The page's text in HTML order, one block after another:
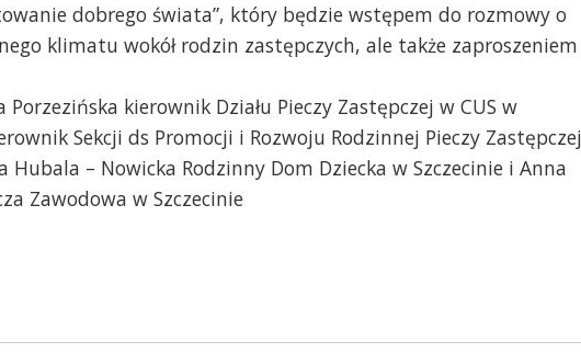
dobrego świata”, który będzie wstępem do rozmowy o
klimatu wokół rodzin zastępczych, ale także zaproszeniem
Porzezińska kierownik Działu Pieczy Zastępczej w CUS w
Sekcji ds Promocji i Rozwoju Rodzinnej Pieczy Zastępczej
Hubala – Nowicka Rodzinny Dom Dziecka w Szczecinie i Anna
Zawodowa w Szczecinie